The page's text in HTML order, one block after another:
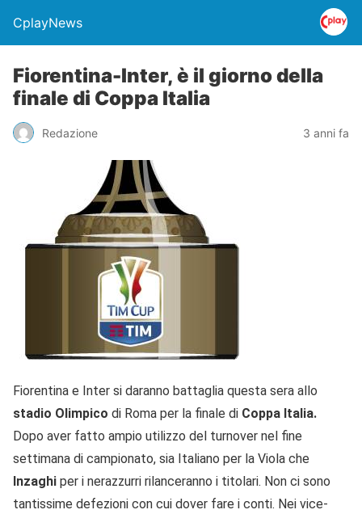
CplayNews
Fiorentina-Inter, è il giorno della
finale di Coppa Italia
Redazione 3 anni fa
Fiorentina e Inter si daranno battaglia questa sera allo
stadio Olimpico di Roma per la finale di Coppa Italia.
Dopo aver fatto ampio utilizzo del turnover nel fine
settimana di campionato, sia Italiano per la Viola che
Inzaghi per i nerazzurri rilanceranno i titolari. Non ci sono
tantissime defezioni con cui dover fare i conti. Nei vice-